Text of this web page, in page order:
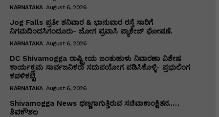
KARNATAKA August 6, 2026
Jog Falls ಪ್ರತೀ ಶನಿವಾರ & ಭಾನುವಾರ ರಸ್ತೆ ಸಾರಿಗೆ
ನಿಗಮದಿಂದಸಿಗಂದೂರು- ಜೋಗ ಪ್ರವಾಸಿ ಪ್ಯಾಕೇಜ್ ಘೋಷಣೆ.
KARNATAKA August 6, 2026
DC Shivamogga ರಾಷ್ಟ್ರೀಯ ಜಂತುಹುಳು ನಿವಾರಣಾ ವಿಶೇಷ
ಕಾರ್ಯಕ್ರಮ ಸಾರ್ವಜನಿಕರು ಸದುಪಯೋಗ ಪಡಿಸಿಕೊಳ್ಳಿ- ಪ್ರಭುಲಿಂಗ
ಕವಳಿಕಟ್ಟಿ
KARNATAKA August 6, 2026
Shivamogga News ಥಣ್ಣಗಾಗುತ್ತಿರುವ ಸಚಿವಾಕಾಂಕ್ಷಿತನ..…
ಶಿವಕೌಶಲ